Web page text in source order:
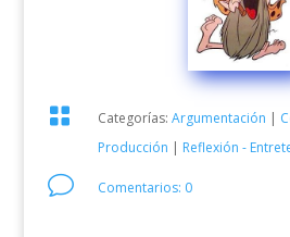
 Categorías: Argumentación |
Producción | Reflexión -
v Comentarios: 0